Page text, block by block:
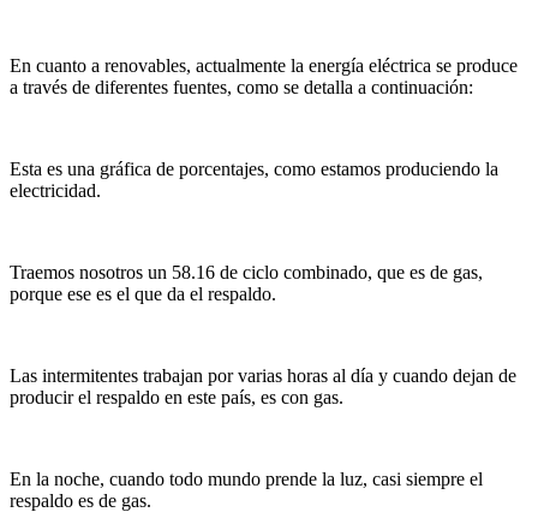
En cuanto a renovables, actualmente la energía eléctrica se produce
a través de diferentes fuentes, como se detalla a continuación:
Esta es una gráfica de porcentajes, como estamos produciendo la
electricidad.
Traemos nosotros un 58.16 de ciclo combinado, que es de gas,
porque ese es el que da el respaldo.
Las intermitentes trabajan por varias horas al día y cuando dejan de
producir el respaldo en este país, es con gas.
En la noche, cuando todo mundo prende la luz, casi siempre el
respaldo es de gas.